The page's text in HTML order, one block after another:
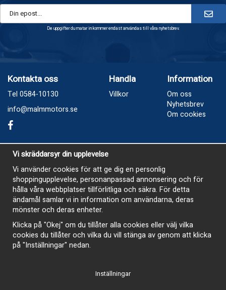
De uppgifter du matar in kommer endast användas till våra nyhetsbrev.
Kontakta oss
Tel 0584-10130
info@malmmotors.se
Handla
Villkor
Information
Om oss
Nyhetsbrev
Om cookies
Besök oss
Industrivägen 8, Laxå
Öppetider
Måndag - Tisdag 13-17
Onsdag Stängt
Torsdag 13-17
Fredag 13-16
Vi skräddarsyr din upplevelse
Vi använder cookies för att ge dig en personlig
shoppingupplevelse, personanpassad annonsering och för
hålla våra webbplatser tillförlitliga och säkra. För detta
ändamål samlar vi in information om användarna, deras
mönster och deras enheter.
Klicka på "Okej" om du tillåter alla cookies eller välj vilka
cookies du tillåter och vilka du vill stänga av genom att klicka
på "Inställningar" nedan.
Inställningar